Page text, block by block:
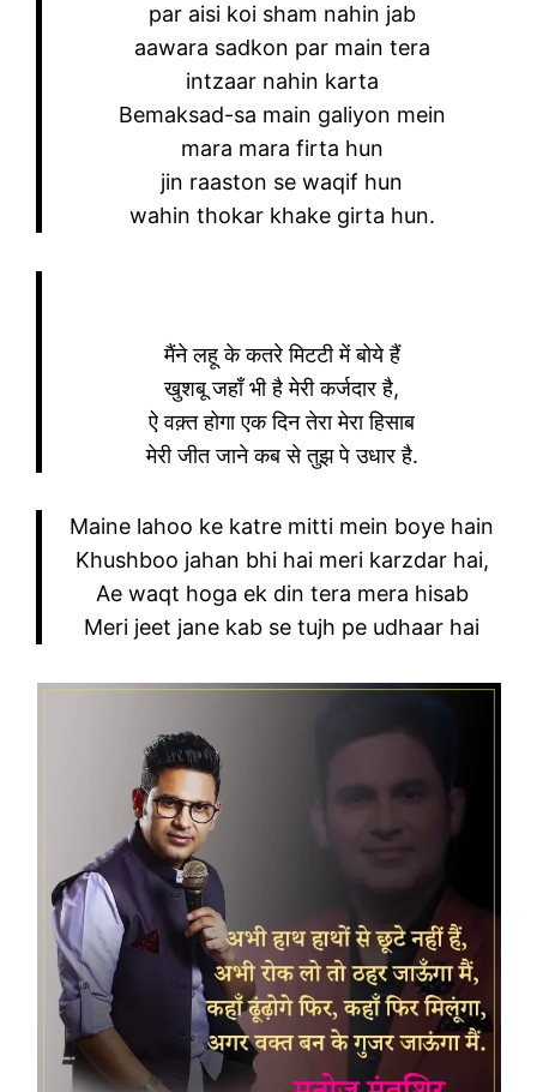
par aisi koi sham nahin jab
aawara sadkon par main tera
intzaar nahin karta
Bemaksad-sa main galiyon mein
mara mara firta hun
jin raaston se waqif hun
wahin thokar khake girta hun.
मैंने लहू के कतरे मिटटी में बोये हैं
खुशबू जहाँ भी है मेरी कर्जदार है,
ऐ वक़्त होगा एक दिन तेरा मेरा हिसाब
मेरी जीत जाने कब से तुझ पे उधार है.
Maine lahoo ke katre mitti mein boye hain
Khushboo jahan bhi hai meri karzdar hai,
Ae waqt hoga ek din tera mera hisab
Meri jeet jane kab se tujh pe udhaar hai